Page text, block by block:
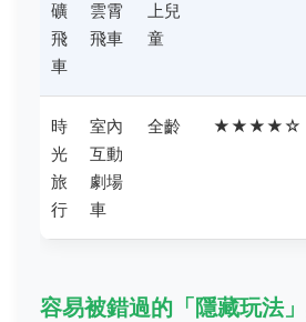
礦
飛
車
雲霄
飛車
上兒
童
時
光
旅
行
室內
互動
劇場
車
全齡 ★★★★☆
容易被錯過的「隱藏玩法